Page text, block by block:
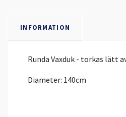
INFORMATION
Runda Vaxduk - torkas lätt
Diameter: 140cm